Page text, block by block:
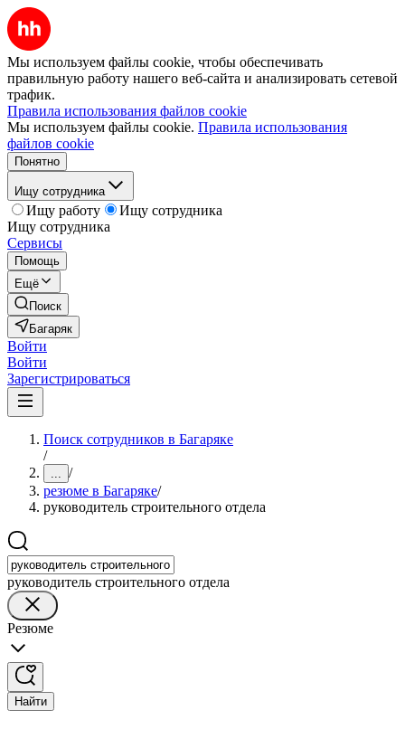
Мы используем файлы cookie, чтобы обеспечивать
правильную работу нашего веб-сайта и анализировать сетевой
трафик.
Правила использования файлов cookie
Мы используем файлы cookie. Правила использования
файлов cookie
Понятно
Ищу сотрудника
Ищу работу
Ищу сотрудника
Ищу сотрудника
Сервисы
Помощь
Ещё
Поиск
Багаряк
Войти
Войти
Зарегистрироваться
Поиск сотрудников в Багаряке
/
... /
резюме в Багаряке/
руководитель строительного отдела
руководитель строительного отдела
Резюме
Найти